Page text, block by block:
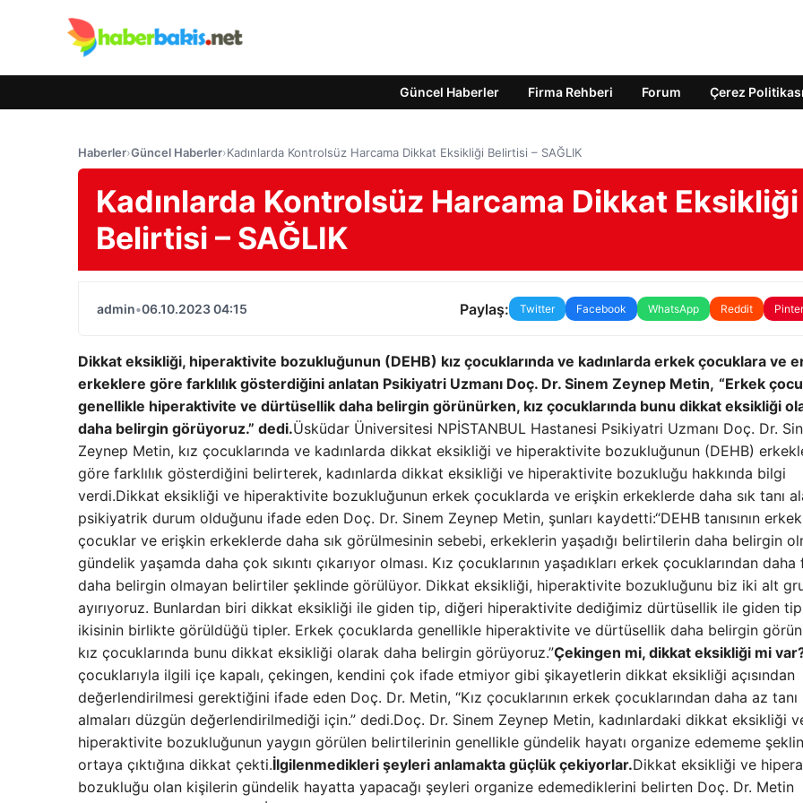
Güncel Haberler Firma Rehberi Forum Çerez Politikası
Haberler›Güncel Haberler›Kadınlarda Kontrolsüz Harcama Dikkat Eksikliği Belirtisi – SAĞLIK
Kadınlarda Kontrolsüz Harcama Dikkat Eksikliği
Belirtisi – SAĞLIK
admin•06.10.2023 04:15 Paylaş: Twitter Facebook WhatsApp Reddit
Dikkat eksikliği, hiperaktivite bozukluğunun (DEHB) kız çocuklarında ve kadınlarda erkek çocuklara ve
erkeklere göre farklılık gösterdiğini anlatan Psikiyatri Uzmanı Doç. Dr. Sinem Zeynep Metin, “Erkek
genellikle hiperaktivite ve dürtüsellik daha belirgin görünürken, kız çocuklarında bunu dikkat eksikliği
daha belirgin görüyoruz.” dedi.Üsküdar Üniversitesi NPİSTANBUL Hastanesi Psikiyatri Uzmanı Doç. Dr.
Zeynep Metin, kız çocuklarında ve kadınlarda dikkat eksikliği ve hiperaktivite bozukluğunun (DEHB)
göre farklılık gösterdiğini belirterek, kadınlarda dikkat eksikliği ve hiperaktivite bozukluğu hakkında bilgi
verdi.Dikkat eksikliği ve hiperaktivite bozukluğunun erkek çocuklarda ve erişkin erkeklerde daha sık tanı
psikiyatrik durum olduğunu ifade eden Doç. Dr. Sinem Zeynep Metin, şunları kaydetti:“DEHB tanısının erkek
çocuklar ve erişkin erkeklerde daha sık görülmesinin sebebi, erkeklerin yaşadığı belirtilerin daha belirgin
gündelik yaşamda daha çok sıkıntı çıkarıyor olması. Kız çocuklarının yaşadıkları erkek çocuklarından daha
daha belirgin olmayan belirtiler şeklinde görülüyor. Dikkat eksikliği, hiperaktivite bozukluğunu biz iki alt
ayırıyoruz. Bunlardan biri dikkat eksikliği ile giden tip, diğeri hiperaktivite dediğimiz dürtüsellik ile giden
ikisinin birlikte görüldüğü tipler. Erkek çocuklarda genellikle hiperaktivite ve dürtüsellik daha belirgin
kız çocuklarında bunu dikkat eksikliği olarak daha belirgin görüyoruz.”Çekingen mi, dikkat eksikliği mi
çocuklarıyla ilgili içe kapalı, çekingen, kendini çok ifade etmiyor gibi şikayetlerin dikkat eksikliği açısından
değerlendirilmesi gerektiğini ifade eden Doç. Dr. Metin, “Kız çocuklarının erkek çocuklarından daha az tanı
almaları düzgün değerlendirilmediği için.” dedi.Doç. Dr. Sinem Zeynep Metin, kadınlardaki dikkat eksikliği
hiperaktivite bozukluğunun yaygın görülen belirtilerinin genellikle gündelik hayatı organize edememe
ortaya çıktığına dikkat çekti.İlgilenmedikleri şeyleri anlamakta güçlük çekiyorlar.Dikkat eksikliği ve
bozukluğu olan kişilerin gündelik hayatta yapacağı şeyleri organize edemediklerini belirten Doç. Dr. Metin